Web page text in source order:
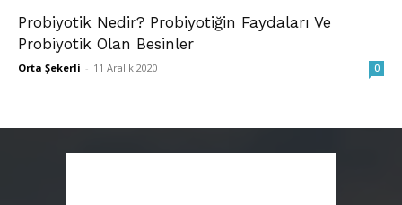
Probiyotik Nedir? Probiyotiğin Faydaları Ve
Probiyotik Olan Besinler
Orta Şekerli - 11 Aralık 2020 0